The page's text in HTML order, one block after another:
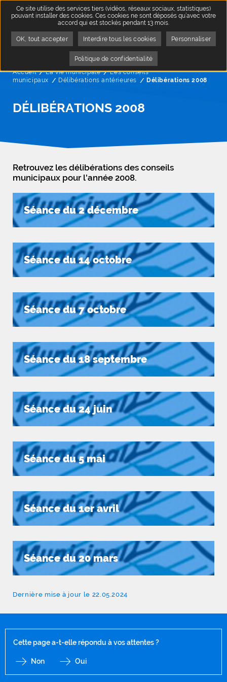
Accueil La vie municipale
Les conseils
municipaux
Délibérations antérieures Page active :
Délibérations 2008
DÉLIBÉRATIONS 2008
Retrouvez les délibérations des conseils
municipaux pour l'année 2008.
Séance du 2 décembre
Séance du 14 octobre
Séance du 7 octobre
Séance du 18 septembre
Séance du 24 juin
Séance du 5 mai
Séance du 1er avril
Séance du 20 mars
Dernière mise à jour le 22.05.2024
Cette page a-t-elle répondu à vos attentes ?
Non Oui
Ce site utilise des services tiers (vidéos, réseaux sociaux, statistiques)
pouvant installer des cookies. Ces cookies ne sont déposés qu’avec votre
accord qui est stockés pendant 13 mois.
OK, tout accepter Interdire tous les cookies Personnaliser
Politique de confidentialité